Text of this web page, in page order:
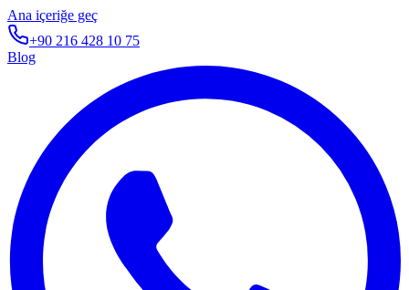
Ana içeriğe geç
+90 216 428 10 75
Blog